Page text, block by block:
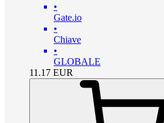
•
Gate.io
•
Chiave
•
GLOBALE
11.17 EUR